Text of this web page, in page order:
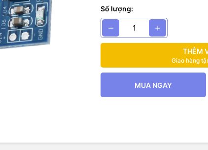
Số lượng:
THÊM
Giao hàng
MUA NGAY
Điện áp ra: 2.5V
Dòng ra Max: 800mA